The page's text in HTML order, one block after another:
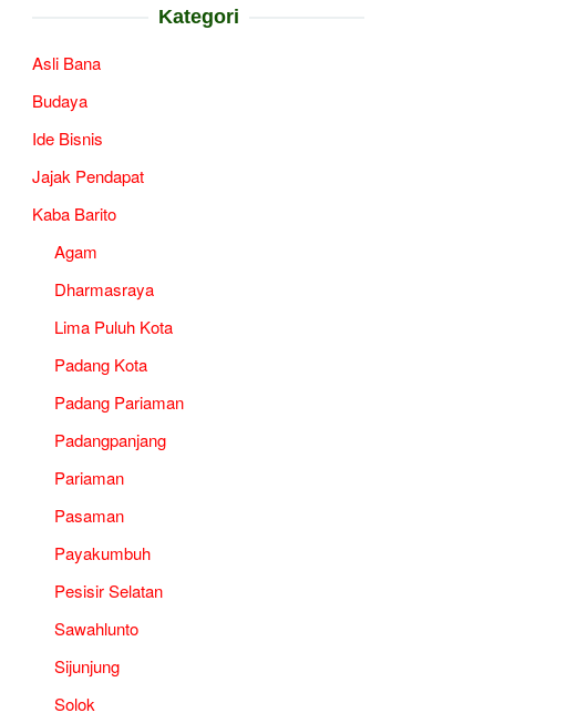
Kategori
Asli Bana
Budaya
Ide Bisnis
Jajak Pendapat
Kaba Barito
Agam
Dharmasraya
Lima Puluh Kota
Padang Kota
Padang Pariaman
Padangpanjang
Pariaman
Pasaman
Payakumbuh
Pesisir Selatan
Sawahlunto
Sijunjung
Solok